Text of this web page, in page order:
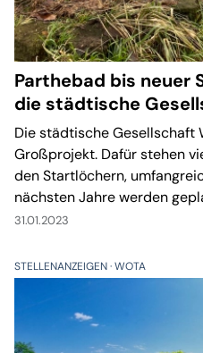
Parthebad bis neuer
die städtische
Die städtische Gesellschaft
Großprojekt. Dafür stehen
den Startlöchern,
nächsten Jahre werden
31.01.2023
STELLENANZEIGEN WOTA